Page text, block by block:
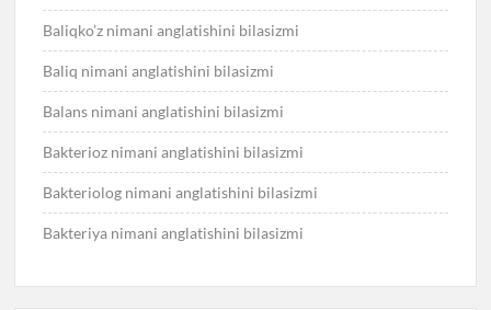
Baliqko’z nimani anglatishini bilasizmi
Baliq nimani anglatishini bilasizmi
Balans nimani anglatishini bilasizmi
Bakterioz nimani anglatishini bilasizmi
Bakteriolog nimani anglatishini bilasizmi
Bakteriya nimani anglatishini bilasizmi